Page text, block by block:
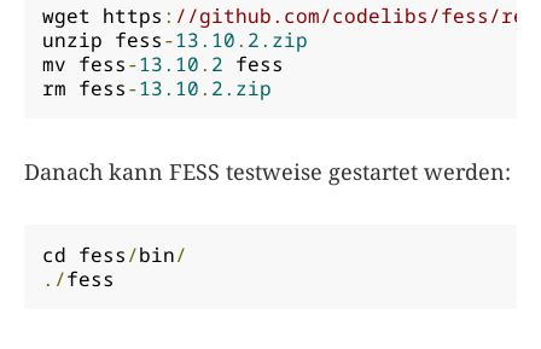
wget https : //github.com/codelibs/fess/
unzip fess-13.10. 2.zip
mv fess-13.10. 2 fess
rm fess-13.10. 2.zip
Danach kann FESS testweise gestartet werden:
cd fess/bin/
./fess